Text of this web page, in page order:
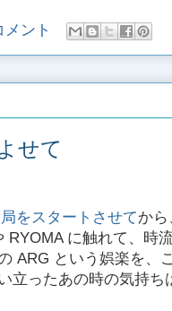
メント
せて
をスタートさせてか
RYOMA に触れて、時
ARG という娯楽を、
立ったあの時の気持